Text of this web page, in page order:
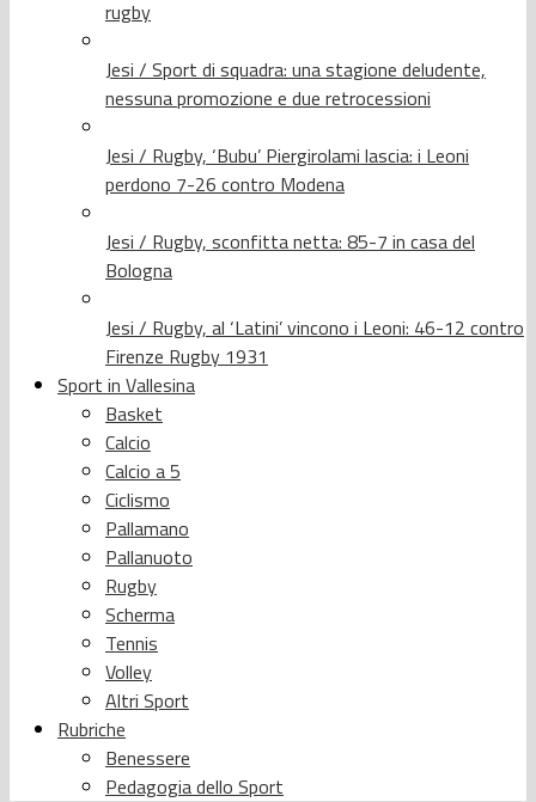
rugby
Jesi / Sport di squadra: una stagione deludente,
nessuna promozione e due retrocessioni
Jesi / Rugby, ‘Bubu’ Piergirolami lascia: i Leoni
perdono 7-26 contro Modena
Jesi / Rugby, sconfitta netta: 85-7 in casa del
Bologna
Jesi / Rugby, al ‘Latini’ vincono i Leoni: 46-12 contro
Firenze Rugby 1931
Sport in Vallesina
Basket
Calcio
Calcio a 5
Ciclismo
Pallamano
Pallanuoto
Rugby
Scherma
Tennis
Volley
Altri Sport
Rubriche
Benessere
Pedagogia dello Sport